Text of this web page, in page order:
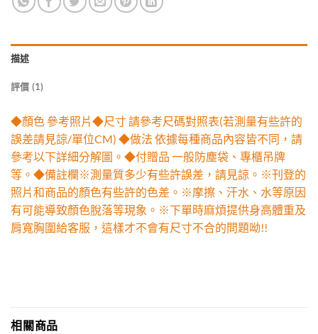
描述
評價 (1)
◆顏色 參考照片◆尺寸 請參考尺碼對照表(若測量有些許的
誤差請見諒/單位CM) ◆做法 依據每種商品內容皆不同，請
參考以下詳細分解圖。◆付贈品 一般防塵袋、專櫃吊牌
等。◆備註欄※測量質多少有些許誤差，請見諒。※刊登的
照片和商品的顏色有些許的色差。※摩擦、汗水、水等原因
有可能導致顏色脫落等現象。※下單時麻煩提供身高體重及
肩寬胸圍給客服，這樣才不會有尺寸不合的問題呦!!
相關商品